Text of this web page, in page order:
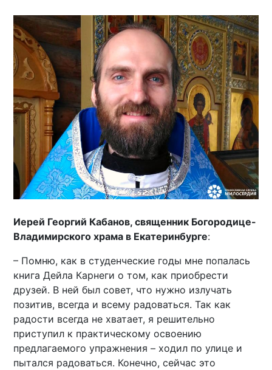
Иерей Георгий Кабанов, священник Богородице-
Владимирского храма в Екатеринбурге:
– Помню, как в студенческие годы мне попалась
книга Дейла Карнеги о том, как приобрести
друзей. В ней был совет, что нужно излучать
позитив, всегда и всему радоваться. Так как
радости всегда не хватает, я решительно
приступил к практическому освоению
предлагаемого упражнения – ходил по улице и
пытался радоваться. Конечно, сейчас это